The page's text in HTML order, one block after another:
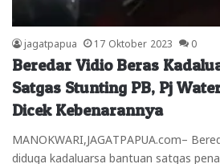
jagatpapua 17 Oktober 2023 0
Beredar Vidio Beras
Satgas Stunting PB, Pj
Dicek Kebenarannya
MANOKWARI,JAGATPAPUA.com–
diduga kadaluarsa bantuan satgas